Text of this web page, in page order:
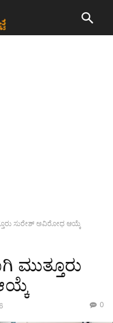
ಸುರೇಶ್ ಅವಿರೋಧ ಆಯ್ಕೆ
ಮುತ್ತೂರು
0